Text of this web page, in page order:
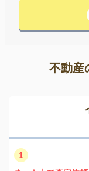
不動産
1